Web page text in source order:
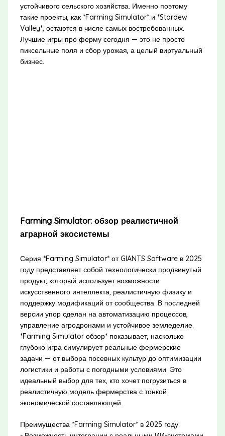
устойчивого сельского хозяйства. Именно поэтому
такие проекты, как *Farming Simulator* и *Stardew
Valley*, остаются в числе самых востребованных.
Лучшие игры про ферму сегодня — это не просто
пиксельные поля и сбор урожая, а целый виртуальный
бизнес.
Farming Simulator: обзор реалистичной
аграрной экосистемы
Серия *Farming Simulator* от GIANTS Software в 2025
году представляет собой технологически продвинутый
продукт, который использует возможности
искусственного интеллекта, реалистичную физику и
поддержку модификаций от сообщества. В последней
версии упор сделан на автоматизацию процессов,
управление агродронами и устойчивое земледелие.
*Farming Simulator обзор* показывает, насколько
глубоко игра симулирует реальные фермерские
задачи — от выбора посевных культур до оптимизации
логистики и работы с погодными условиями. Это
идеальный выбор для тех, кто хочет погрузиться в
реалистичную модель фермерства с тонкой
экономической составляющей.
Преимущества *Farming Simulator* в 2025 году: